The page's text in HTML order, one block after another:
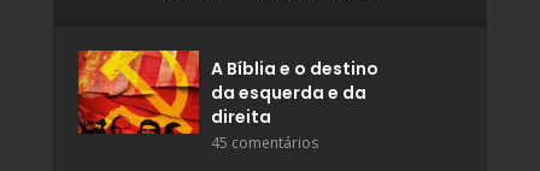
A Bíblia e o destino
da esquerda e da
direita
45 comentários